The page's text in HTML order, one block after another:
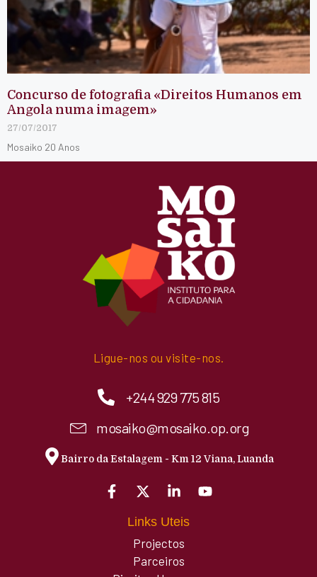
Concurso de fotografia «Direitos Humanos em
Angola numa imagem»
27/07/2017
Mosaiko 20 Anos
Ligue-nos ou visite-nos.
+244 929 775 815
mosaiko@mosaiko.op.org
Bairro da Estalagem - Km 12 Viana, Luanda
Links Uteis
Projectos
Parceiros